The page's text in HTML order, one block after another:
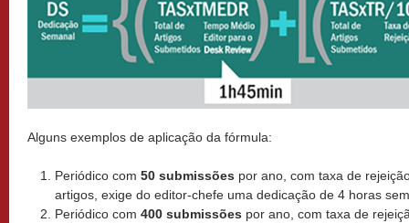
Alguns exemplos de aplicação da fórmula:
Periódico com 50 submissões por ano, com taxa de
artigos, exige do editor-chefe uma dedicação de 4 horas
Periódico com 400 submissões por ano, com taxa de